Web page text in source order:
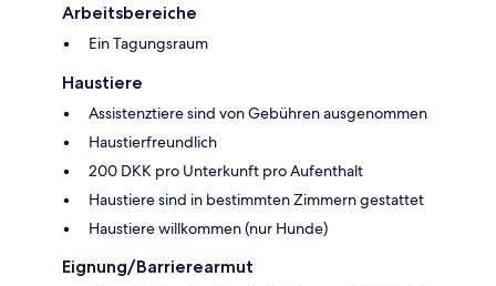
Arbeitsbereiche
Ein Tagungsraum
Haustiere
Assistenztiere sind von Gebühren ausgenommen
Haustierfreundlich
200 DKK pro Unterkunft pro Aufenthalt
Haustiere sind in bestimmten Zimmern gestattet
Haustiere willkommen (nur Hunde)
Eignung/Barrierearmut